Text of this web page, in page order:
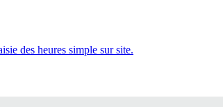
des heures simple sur site.